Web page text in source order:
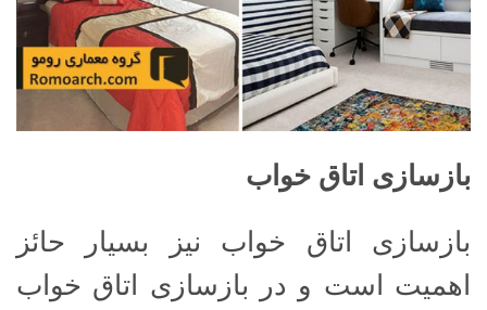
بازسازی اتاق خواب
بازسازی اتاق خواب نیز بسیار حائز
اهمیت است و در بازسازی اتاق خواب